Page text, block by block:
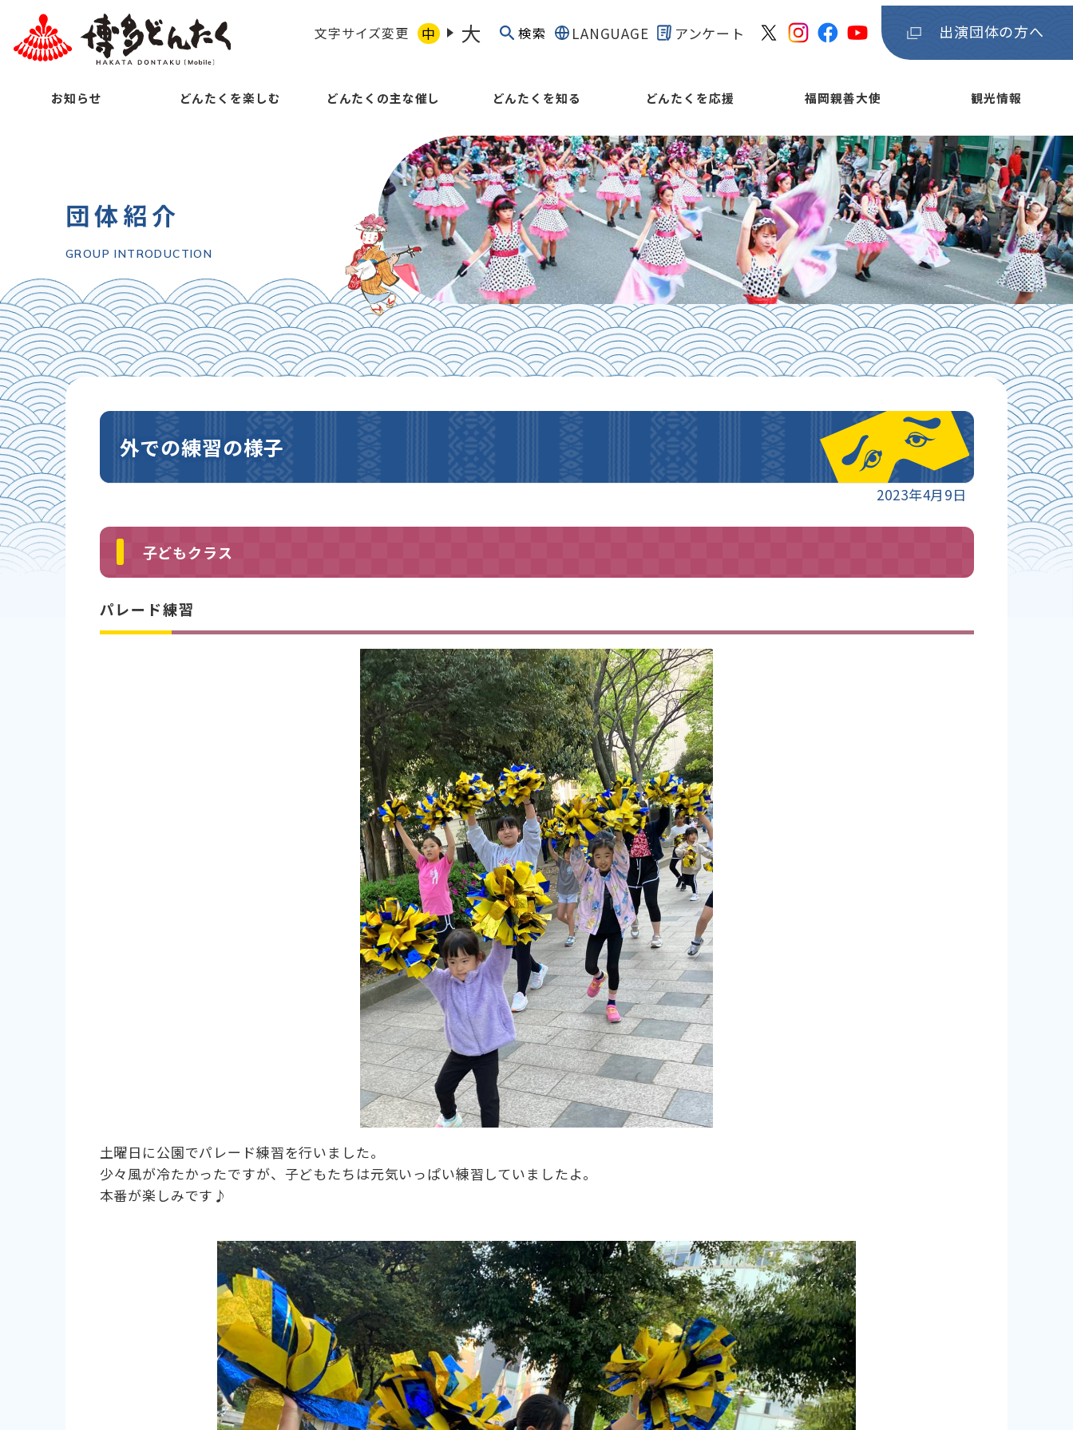
文字サイズ変更 中 大 検索 LANGUAGE アンケート 出演団体の方へ
お知らせ どんたくを楽しむ どんたくの主な催し どんたくを知る どんたくを応援 福岡親善大使 観光情報
団体紹介
GROUP INTRODUCTION
外での練習の様子
2023年4月9日
子どもクラス
パレード練習
土曜日に公園でパレード練習を行いました。
少々風が冷たかったですが、子どもたちは元気いっぱい練習していましたよ。
本番が楽しみです♪